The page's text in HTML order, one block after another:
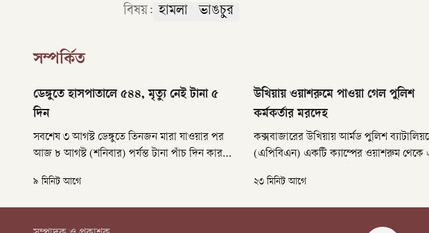
বিষয়: হামলা ভাঙচুর
সম্পর্কিত
ডেঙ্গুতে হাসপাতালে ৫৪৪, মৃত্যু নেই টানা ৫
দিন
সবশেষ ৩ আগস্ট ডেঙ্গুতে তিনজন মারা যাওয়ার পর
আজ ৮ আগস্ট (শনিবার) পর্যন্ত টানা পাঁচ দিন কারও
৫৪৪ জন হাসপাতালে ভর্তি হয়েছেন।
৯ মিনিট আগে
উখিয়ায় ওয়াশরুমে পাওয়া গেল পুলিশ
কর্মকর্তার মরদেহ
কক্সবাজারের উখিয়ায় আর্মড পুলিশ
(এপিবিএন) একটি ক্যাম্পের ওয়াশরুম
২৩ মিনিট আগে